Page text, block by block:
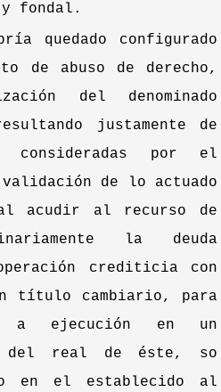
y fondal.
quedado configurado
de abuso de derecho,
del denominado
justamente de
consideradas por el
de lo actuado
acudir al recurso de
la deuda
crediticia con
título cambiario, para
a ejecución en un
del real de éste, so
en el establecido al